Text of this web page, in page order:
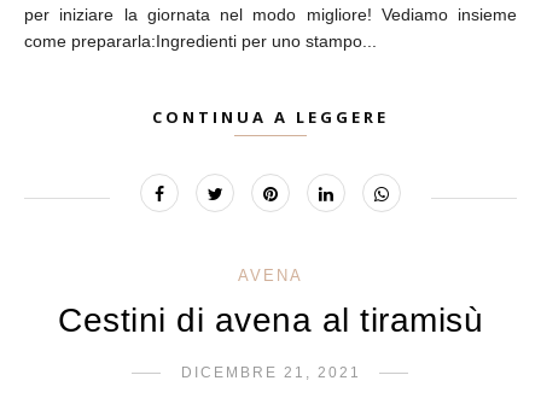
per iniziare la giornata nel modo migliore! Vediamo insieme
come prepararla:Ingredienti per uno stampo...
CONTINUA A LEGGERE
AVENA
Cestini di avena al tiramisù
DICEMBRE 21, 2021